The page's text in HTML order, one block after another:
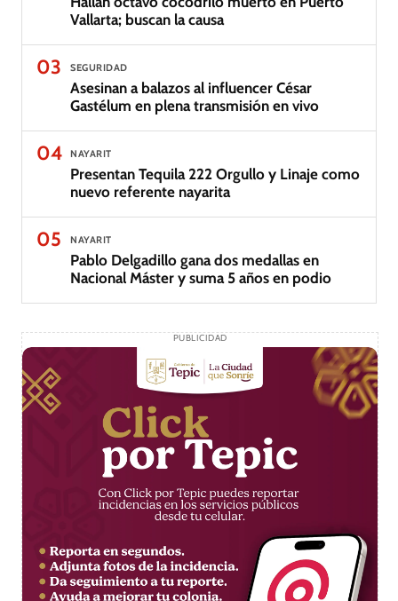
Vallarta; buscan la causa
03 SEGURIDAD
Asesinan a balazos al influencer César
Gastélum en plena transmisión en vivo
04 NAYARIT
Presentan Tequila 222 Orgullo y Linaje como
nuevo referente nayarita
05 NAYARIT
Pablo Delgadillo gana dos medallas en
Nacional Máster y suma 5 años en podio
PUBLICIDAD